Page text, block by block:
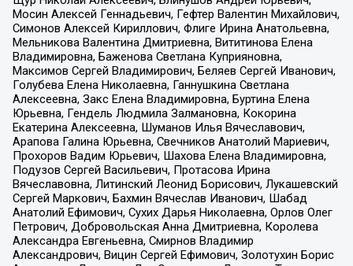
Мосин Алексей Геннадьевич, Гефтер Валентин Михайлович,
Симонов Алексей Кириллович, Флиге Ирина Анатольевна,
Мельникова Валентина Дмитриевна, Вититинова Елена
Владимировна, Баженова Светлана Куприяновна,
Максимов Сергей Владимирович, Беляев Сергей Иванович,
Голубева Елена Николаевна, Ганнушкина Светлана
Алексеевна, Закс Елена Владимировна, Буртина Елена
Юрьевна, Гендель Людмила Залмановна, Кокорина
Екатерина Алексеевна, Шуманов Илья Вячеславович,
Арапова Галина Юрьевна, Свечников Анатолий Мариевич,
Прохоров Вадим Юрьевич, Шахова Елена Владимировна,
Подузов Сергей Васильевич, Протасова Ирина
Вячеславовна, Литинский Леонид Борисович, Лукашевский
Сергей Маркович, Бахмин Вячеслав Иванович, Шабад
Анатолий Ефимович, Сухих Дарья Николаевна, Орлов Олег
Петрович, Добровольская Анна Дмитриевна, Королева
Александра Евгеньевна, Смирнов Владимир
Александрович, Вицин Сергей Ефимович, Золотухин Борис